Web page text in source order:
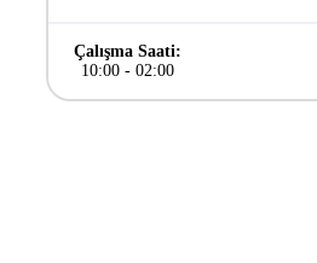
Çalışma Saati:
10:00- 02:00